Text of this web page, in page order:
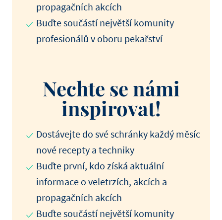
propagačních akcích
Buďte součástí největší komunity
profesionálů v oboru pekařství
Nechte se námi
inspirovat!
Dostávejte do své schránky každý měsíc
nové recepty a techniky
Buďte první, kdo získá aktuální
informace o veletrzích, akcích a
propagačních akcích
Buďte součástí největší komunity